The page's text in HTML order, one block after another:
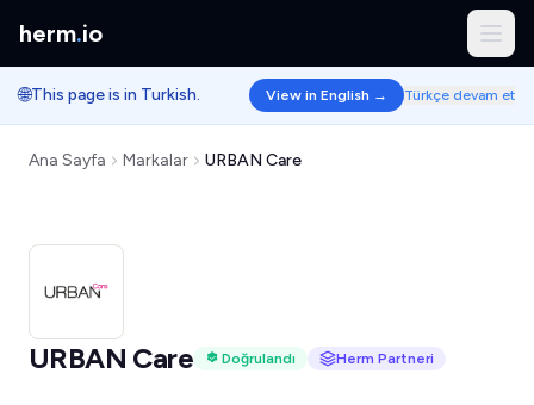
herm.io
🌐This page is in Turkish. View in English → Türkçe devam et
Ana Sayfa Markalar URBAN Care
URBAN Care Doğrulandı Herm Partneri